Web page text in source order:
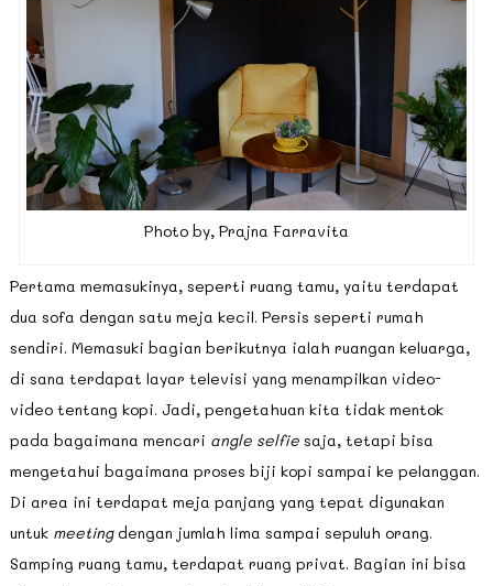
Photo by, Prajna Farravita
Pertama memasukinya, seperti ruang tamu, yaitu terdapat
dua sofa dengan satu meja kecil. Persis seperti rumah
sendiri. Memasuki bagian berikutnya ialah ruangan keluarga,
di sana terdapat layar televisi yang menampilkan video-
video tentang kopi. Jadi, pengetahuan kita tidak mentok
pada bagaimana mencari angle selfie saja, tetapi bisa
mengetahui bagaimana proses biji kopi sampai ke pelanggan.
Di area ini terdapat meja panjang yang tepat digunakan
untuk meetingdengan jumlah lima sampai sepuluh orang.
Samping ruang tamu, terdapat ruang privat. Bagian ini bisa